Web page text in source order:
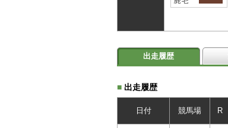
出走履歴
■ 出走履歴
日付 競馬場 R